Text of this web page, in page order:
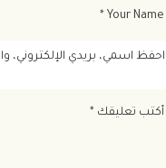
احفظ اسمي، بريدي الإلكتروني،